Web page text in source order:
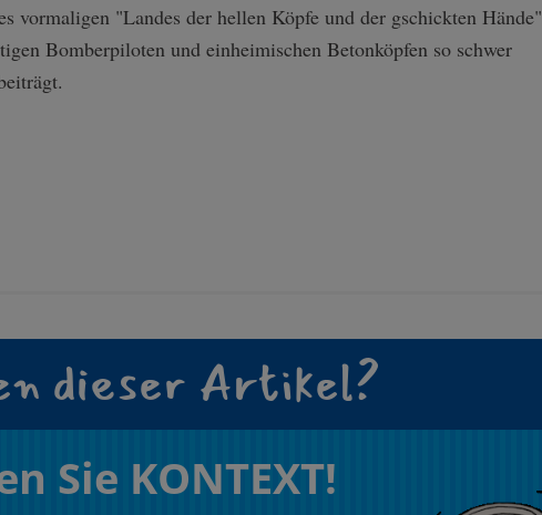
vormaligen "Landes der hellen Köpfe und der gschickten Hände"
Bomberpiloten und einheimischen Betonköpfen so schwer
dieser Artikel?
Sie KONTEXT!